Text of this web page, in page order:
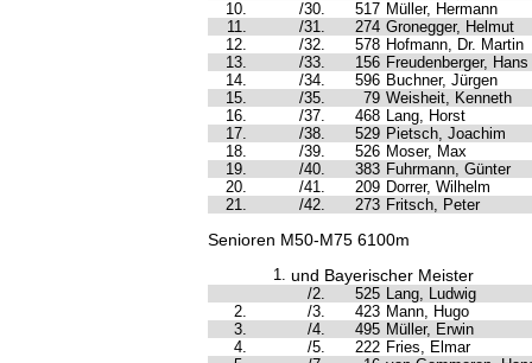
10.
/30. 517 Müller, Hermann
11.
/31. 274 Gronegger, Helmut
12.
/32. 578 Hofmann, Dr. Martin
13.
/33. 156 Freudenberger, Hans
14.
/34. 596 Buchner, Jürgen
15.
/35. 79 Weisheit, Kenneth
16.
/37. 468 Lang, Horst
17.
/38. 529 Pietsch, Joachim
18.
/39. 526 Moser, Max
19.
/40. 383 Fuhrmann, Günter
20.
/41. 209 Dorrer, Wilhelm
21.
/42. 273 Fritsch, Peter
Senioren M50-M75 6100m
1. und Bayerischer Meister
/2. 525 Lang, Ludwig
2.
/3. 423 Mann, Hugo
3.
/4. 495 Müller, Erwin
4.
/5. 222 Fries, Elmar